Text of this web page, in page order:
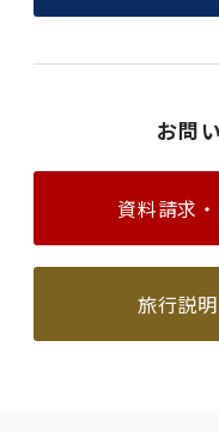
お問
資料請求
旅行説